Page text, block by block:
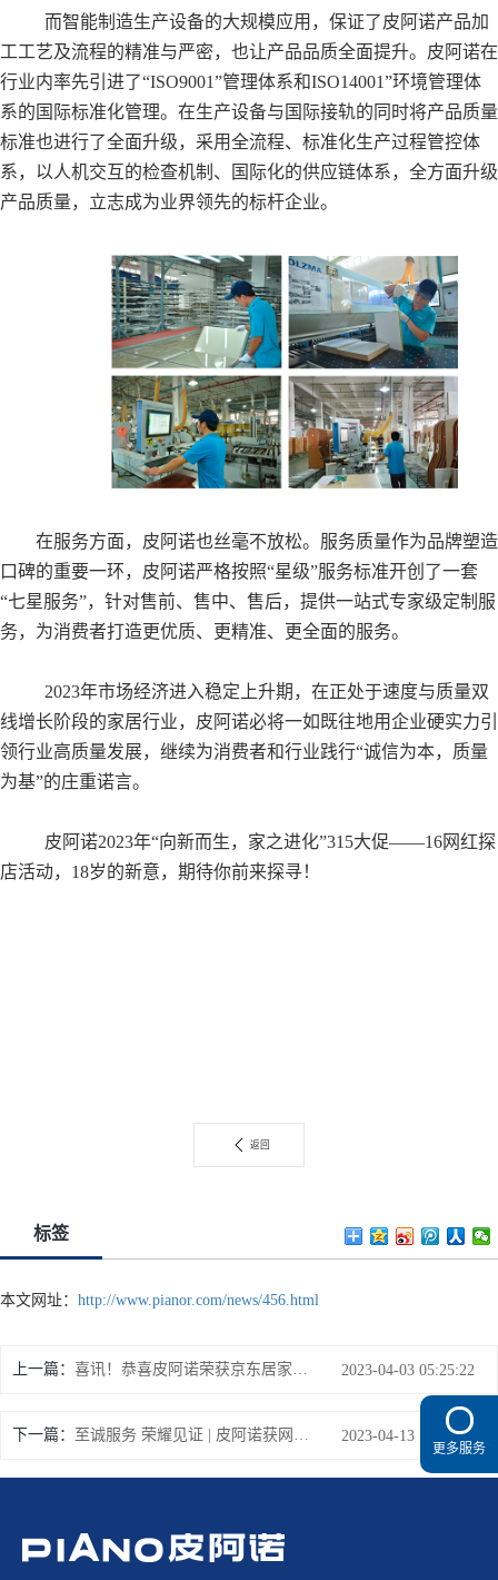
而智能制造生产设备的大规模应用，保证了皮阿诺产品加
工工艺及流程的精准与严密，也让产品品质全面提升。皮阿诺在
行业内率先引进了“ISO9001”管理体系和ISO14001”环境管理体
系的国际标准化管理。在生产设备与国际接轨的同时将产品质量
标准也进行了全面升级，采用全流程、标准化生产过程管控体
系，以人机交互的检查机制、国际化的供应链体系，全方面升级
产品质量，立志成为业界领先的标杆企业。
在服务方面，皮阿诺也丝毫不放松。服务质量作为品牌塑造
口碑的重要一环，皮阿诺严格按照“星级”服务标准开创了一套
“七星服务”，针对售前、售中、售后，提供一站式专家级定制服
务，为消费者打造更优质、更精准、更全面的服务。
2023年市场经济进入稳定上升期，在正处于速度与质量双
线增长阶段的家居行业，皮阿诺必将一如既往地用企业硬实力引
领行业高质量发展，继续为消费者和行业践行“诚信为本，质量
为基”的庄重诺言。
皮阿诺2023年“向新而生，家之进化”315大促——16网红探
店活动，18岁的新意，期待你前来探寻！
返回
标签
本文网址： http://www.pianor.com/news/456.html
上一篇： 喜讯！恭喜皮阿诺荣获京东居家“2022最具人气奖项” 2023-04-03 05:25:22
下一篇： 至诚服务 荣耀见证 | 皮阿诺获网易家居“2023年度家居行业服务榜样”称号 2023-04-13 16:22:48
更多服务